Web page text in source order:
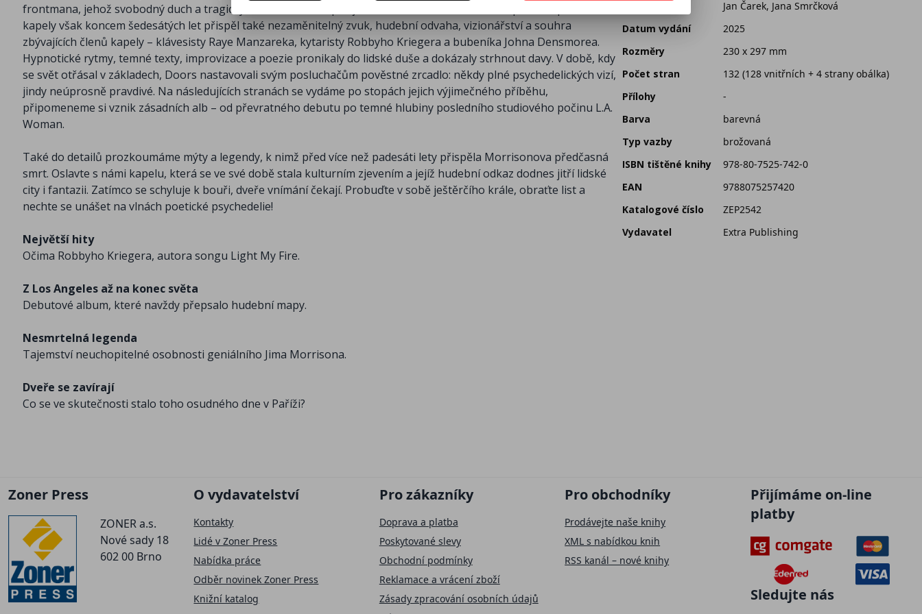
Vojtěch Klíma
frontmana, jehož svobodný duch a tragický osud dodnes inspirují umělce všech žánrů. K velkolepému úspěchu
kapely však koncem šedesátých let přispěl také nezaměnitelný zvuk, hudební odvaha, vizionářství a souhra
zbývajících členů kapely – klávesisty Raye Manzareka, kytaristy Robbyho Kriegera a bubeníka Johna Densmorea.
Hypnotické rytmy, temné texty, improvizace a poezie pronikaly do lidské duše a dokázaly strhnout davy. V době, kdy
se svět otřásal v základech, Doors nastavovali svým posluchačům pověstné zrcadlo: někdy plné psychedelických vizí,
jindy neúprosně pravdivé. Na následujících stranách se vydáme po stopách jejich výjimečného příběhu,
připomeneme si vznik zásadních alb – od převratného debutu po temné hlubiny posledního studiového počinu L.A.
Woman.
Také do detailů prozkoumáme mýty a legendy, k nimž před více než padesáti lety přispěla Morrisonova předčasná
smrt. Oslavte s námi kapelu, která se ve své době stala kulturním zjevením a jejíž hudební odkaz dodnes jitří lidské
city i fantazii. Zatímco se schyluje k bouři, dveře vnímání čekají. Probuďte v sobě ještěrčího krále, obraťte list a
nechte se unášet na vlnách poetické psychedelie!
Největší hity
Očima Robbyho Kriegera, autora songu Light My Fire.
Z Los Angeles až na konec světa
Debutové album, které navždy přepsalo hudební mapy.
Nesmrtelná legenda
Tajemství neuchopitelné osobnosti geniálního Jima Morrisona.
Dveře se zavírají
Co se ve skutečnosti stalo toho osudného dne v Paříži?
Jan Čarek, Jana Smrčková
Datum vydání
2025
Rozměry
230 x 297 mm
Počet stran
132 (128 vnitřních + 4 strany obálka)
Přílohy
-
Barva
barevná
Typ vazby
brožovaná
ISBN tištěné knihy
978-80-7525-742-0
EAN
9788075257420
Katalogové číslo
ZEP2542
Vydavatel
Extra Publishing
Zoner Press
ZONER a.s.
Nové sady 18
602 00 Brno
O vydavatelství
Kontakty
Lidé v Zoner Press
Nabídka práce
Odběr novinek Zoner Press
Knižní katalog
Pro zákazníky
Doprava a platba
Poskytované slevy
Obchodní podmínky
Reklamace a vrácení zboží
Zásady zpracování osobních údajů
Pro obchodníky
Prodávejte naše knihy
XML s nabídkou knih
RSS kanál – nové knihy
Přijímáme on-line
platby
Sledujte nás